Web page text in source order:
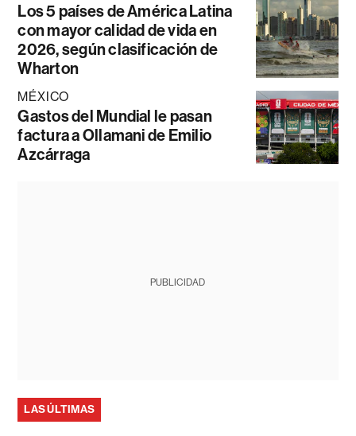
Los 5 países de América Latina
con mayor calidad de vida en
2026, según clasificación de
Wharton
MÉXICO
Gastos del Mundial le pasan
factura a Ollamani de Emilio
Azcárraga
PUBLICIDAD
LAS ÚLTIMAS